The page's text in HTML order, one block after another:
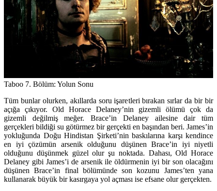
Taboo 7. Bölüm: Yolun Sonu
Tüm bunlar olurken, akıllarda soru işaretleri bırakan sırlar da bir bir
açığa çıkıyor. Old Horace Delaney’nin gizemli ölümü çok da
gizemli değilmiş meğer. Brace’in Delaney ailesine dair tüm
gerçekleri bildiği su götürmez bir gerçekti en başından beri. James’in
yokluğunda Doğu Hindistan Şirketi’nin baskılarına karşı kendince
en iyi çözümün arsenik olduğunu düşünen Brace’in iyi niyetli
olduğunu düşünmek güzel olur şu noktada. Dahası, Old Horace
Delaney gibi James’i de arsenik ile öldürmenin iyi bir son olacağını
düşünen Brace’in final bölümünde son kozunu James’ten yana
kullanarak büyük bir kasırgaya yol açması ise efsane olur gerçekten.